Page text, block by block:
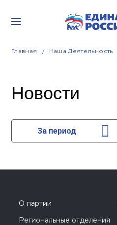
Главная Наша Деятельность
Новости
За период
О партии
Региональные отделения